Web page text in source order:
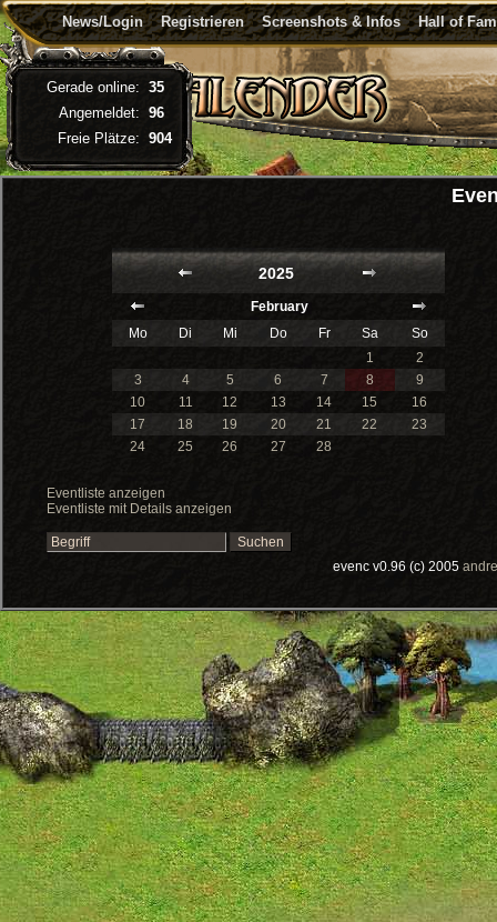
News/Login Registrieren Screenshots & Infos Hall of
2025
February
Mo
Di Mi Do Fr Sa
So
1
2
3
4 5 6 7 8
9
10
11 12 13 14 15
16
17
18 19 20 21 22
23
24
25 26 27 28
Eventliste anzeigen
Eventliste mit Details anzeigen
evenc v0.96 (c) 2005
Gerade online: 35
Angemeldet: 96
Freie Plätze: 904